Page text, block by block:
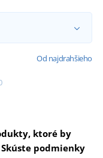
Od najdrahšieho
ktoré by
podmienky